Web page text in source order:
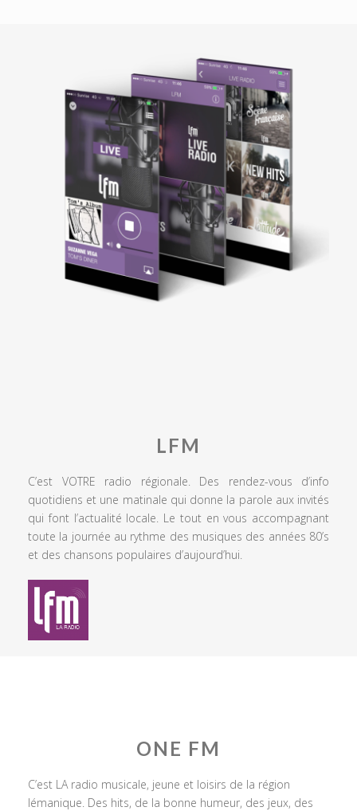
LFM
C’est VOTRE radio régionale. Des rendez-vous d’info
quotidiens et une matinale qui donne la parole aux invités
qui font l’actualité locale. Le tout en vous accompagnant
toute la journée au rythme des musiques des années 80’s
et des chansons populaires d’aujourd’hui.
ONE FM
C’est LA radio musicale, jeune et loisirs de la région
lémanique. Des hits, de la bonne humeur, des jeux, des